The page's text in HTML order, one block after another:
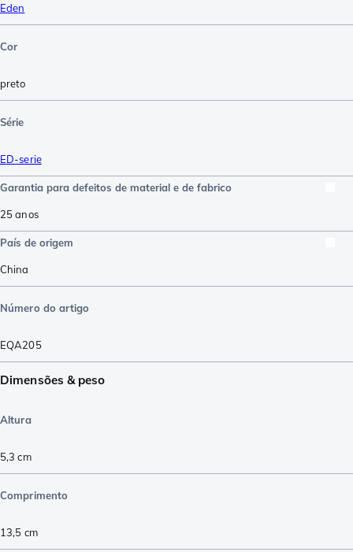
Eden
Cor
preto
Série
ED-serie
Garantia para defeitos de material e de fabrico
25 anos
País de origem
China
Número do artigo
EQA205
Dimensões & peso
Altura
5,3 cm
Comprimento
13,5 cm